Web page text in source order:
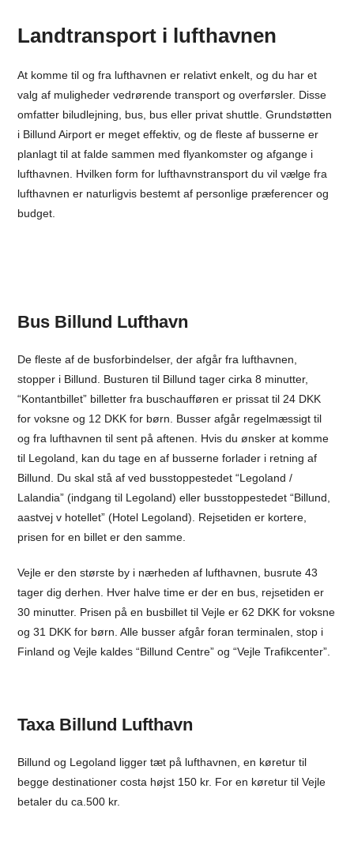
Landtransport i lufthavnen
At komme til og fra lufthavnen er relativt enkelt, og du har et
valg af muligheder vedrørende transport og overførsler. Disse
omfatter biludlejning, bus, bus eller privat shuttle. Grundstøtten
i Billund Airport er meget effektiv, og de fleste af busserne er
planlagt til at falde sammen med flyankomster og afgange i
lufthavnen. Hvilken form for lufthavnstransport du vil vælge fra
lufthavnen er naturligvis bestemt af personlige præferencer og
budget.
Bus Billund Lufthavn
De fleste af de busforbindelser, der afgår fra lufthavnen,
stopper i Billund. Busturen til Billund tager cirka 8 minutter,
“Kontantbillet” billetter fra buschaufføren er prissat til 24 DKK
for voksne og 12 DKK for børn. Busser afgår regelmæssigt til
og fra lufthavnen til sent på aftenen. Hvis du ønsker at komme
til Legoland, kan du tage en af busserne forlader i retning af
Billund. Du skal stå af ved busstoppestedet “Legoland /
Lalandia” (indgang til Legoland) eller busstoppestedet “Billund,
aastvej v hotellet” (Hotel Legoland). Rejsetiden er kortere,
prisen for en billet er den samme.
Vejle er den største by i nærheden af lufthavnen, busrute 43
tager dig derhen. Hver halve time er der en bus, rejsetiden er
30 minutter. Prisen på en busbillet til Vejle er 62 DKK for voksne
og 31 DKK for børn. Alle busser afgår foran terminalen, stop i
Finland og Vejle kaldes “Billund Centre” og “Vejle Trafikcenter”.
Taxa Billund Lufthavn
Billund og Legoland ligger tæt på lufthavnen, en køretur til
begge destinationer costa højst 150 kr. For en køretur til Vejle
betaler du ca.500 kr.